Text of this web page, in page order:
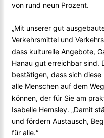
von rund neun Prozent.
„Mit unserer gut
Verkehrsmittel und
dass kulturelle Angebote,
Hanau gut erreichbar sind.
bestätigen, dass sich
alle Menschen auf dem
können, der für Sie am
Isabelle Hemsley. „Damit
und fördern Austausch,
für alle.“